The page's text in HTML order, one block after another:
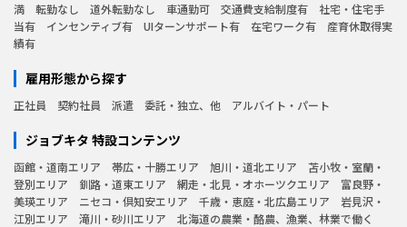
満
転勤なし 道外転勤なし 車通勤可 交通費支給制度有
社宅・住宅手
当有
インセンティブ有 UIターンサポート有 在宅ワーク有
産育休取得実
績有
雇用形態から探す
正社員 契約社員 派遣 委託・独立、他 アルバイト・パート
ジョブキタ 特設コンテンツ
函館・道南エリア 帯広・十勝エリア 旭川・道北エリア
苫小牧・室蘭・
登別エリア
釧路・道東エリア 網走・北見・オホーツクエリア
富良野・
美瑛エリア
ニセコ・倶知安エリア 千歳・恵庭・北広島エリア
岩見沢・
江別エリア
滝川・砂川エリア
北海道の農業・酪農、漁業、林業で働く